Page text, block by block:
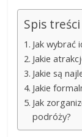
Spis treści
Jak wybrać
Jakie
Jakie są
Jakie
Jak
podróży?